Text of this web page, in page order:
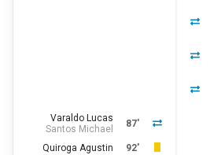
87'
Varaldo Lucas
Santos Michael
92'
Quiroga Agustin